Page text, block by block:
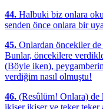
44. Halbuki biz onlara
senden önce onlara bir
45. Onlardan öncekiler
Bunlar, öncekilere
(Böyle iken),
verdiğim nasıl olmuştu!
46. (Resûlüm! Onlara)
ikişer ikişer ve teker teker